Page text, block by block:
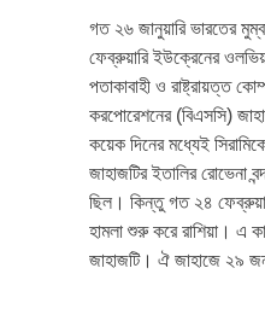
গত ২৬ জানুয়ারি ভারতের
ফেব্রুয়ারি ইউক্রেনের
পতাকাবাহী ও রাষ্ট্রায়ত্ত
করপোরেশনের (বিএসসি)
কয়েক দিনের মধ্যেই
জাহাজটির ইতালির রোভেনা
ছিল। কিন্তু গত ২৪
হামলা শুরু করে রাশিয়া। এ
জাহাজটি। ঐ জাহাজে ২৯